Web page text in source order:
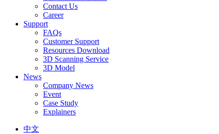
Contact Us
Career
Support
FAQs
Customer Support
Resources Download
3D Scanning Service
3D Model
News
Company News
Event
Case Study
Explainers
中文